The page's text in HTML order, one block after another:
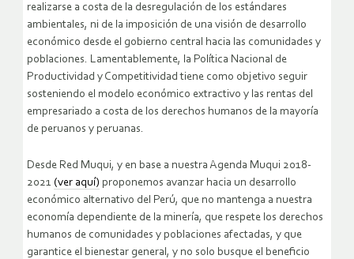
realizarse a costa de la desregulación de los estándares
ambientales, ni de la imposición de una visión de desarrollo
económico desde el gobierno central hacia las comunidades y
poblaciones. Lamentablemente, la Política Nacional de
Productividad y Competitividad tiene como objetivo seguir
sosteniendo el modelo económico extractivo y las rentas del
empresariado a costa de los derechos humanos de la mayoría
de peruanos y peruanas.
Desde Red Muqui, y en base a nuestra Agenda Muqui 2018-
2021 (ver aquí) proponemos avanzar hacia un desarrollo
económico alternativo del Perú, que no mantenga a nuestra
economía dependiente de la minería, que respete los derechos
humanos de comunidades y poblaciones afectadas, y que
garantice el bienestar general, y no solo busque el beneficio